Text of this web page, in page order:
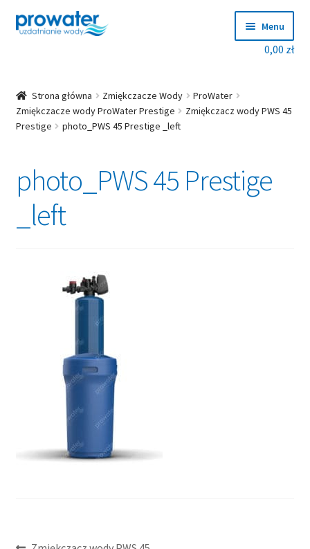
Przejdź
do
Przejdź
do
Menu
Rozwiń
Producenci
menu
Dobierz zmiękczacz!
Blog
O nas
0,00 zł
Strona główna Zmiękczacze Wody
ProWater
Zmiękczacze wody ProWater Prestige
Zmiękczacz wody PWS 45
Prestige
photo_PWS 45 Prestige _left
photo_PWS 45 Prestige
_left